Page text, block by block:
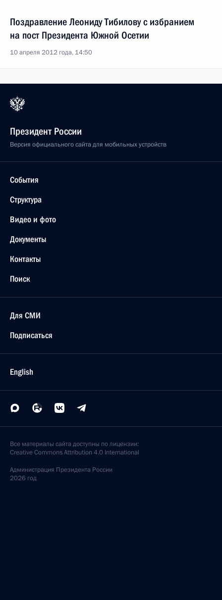
Поздравление Леониду Тибилову с избранием
на пост Президента Южной Осетии
10 апреля 2012 года, 14:50
Президент России
Версия официального сайта для мобильных устройств
События
Структура
Видео и фото
Документы
Контакты
Поиск
Для СМИ
Подписаться
English
Все материалы сайта доступны по лицензии:
Creative Commons Attribution 4.0 International
Администрация Президента России
2026 год